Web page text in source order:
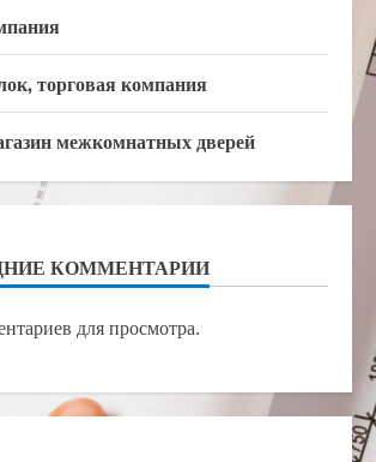
торговая компания
межкомнатных дверей
КОММЕНТАРИИ
для просмотра.